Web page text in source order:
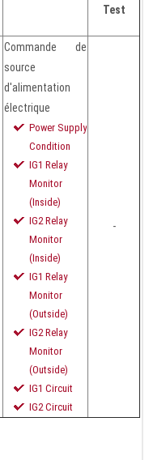
Test
Commande de
source
d'alimentation
électrique
Power Supply
Condition
IG1 Relay
Monitor
(Inside)
IG2 Relay
Monitor
(Inside)
IG1 Relay
Monitor
(Outside)
IG2 Relay
Monitor
(Outside)
IG1 Circuit
IG2 Circuit
-